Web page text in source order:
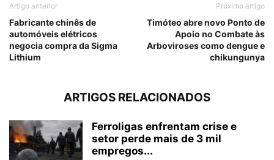
Artigo anterior
Fabricante chinês de
automóveis elétricos
negocia compra da Sigma
Lithium
Próximo artigo
Timóteo abre novo Ponto de
Apoio no Combate às
Arboviroses como dengue e
chikungunya
ARTIGOS RELACIONADOS
Ferroligas enfrentam crise e
setor perde mais de 3 mil
empregos...